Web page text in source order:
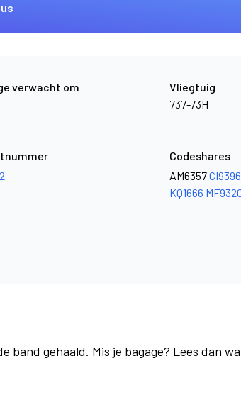
verwacht om
Vliegtuig
737-73H
Codeshares
AM6357CI9396
KQ1666
band gehaald. Mis je bagage? Lees dan